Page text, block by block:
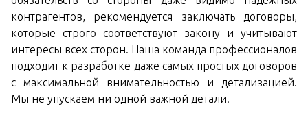
контрагентов, рекомендуется заключать договоры,
которые строго соответствуют закону и учитывают
интересы всех сторон. Наша команда профессионалов
подходит к разработке даже самых простых договоров
с максимальной внимательностью и детализацией.
Мы не упускаем ни одной важной детали.